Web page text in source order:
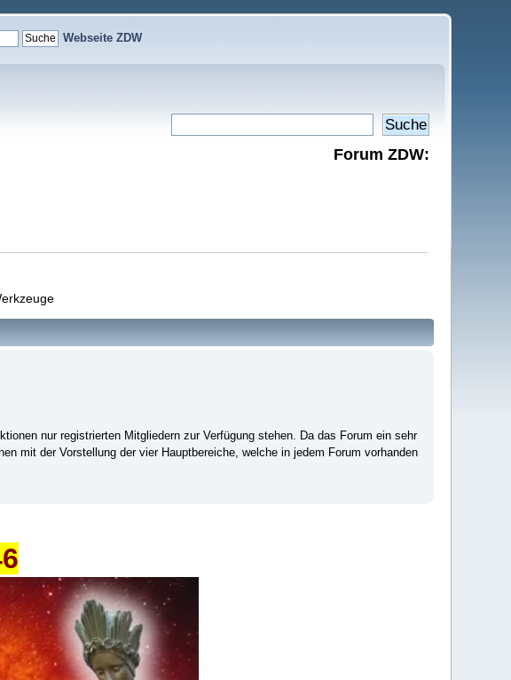
Webseite ZDW
Forum ZDW:
nur registrierten Mitgliedern zur Verfügung stehen. Da das Forum ein sehr
mit der Vorstellung der vier Hauptbereiche, welche in jedem Forum vorhanden